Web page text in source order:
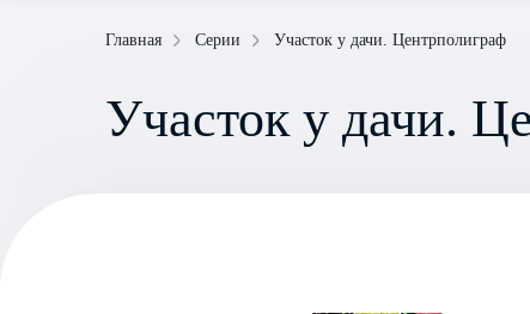
Главная Серии Участок у дачи. Центрполиграф
Участок у дачи.